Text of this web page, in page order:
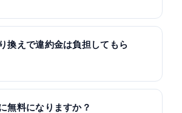
設定しておくのがおすすめです。
ネット窓口が有利なことが多いで
や家電量販店は公式特典や家電値引
即日完結を重視する場合は店頭、還
換えで違約金は負担してもら
えスタートサポートにより、他社の
費残債を最大30,000円まで還元し
無料になりますか？